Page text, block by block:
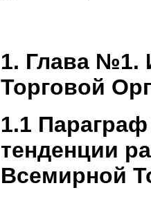
1. Глава №1.
Торговой
1.1
тенденции
Всемирной